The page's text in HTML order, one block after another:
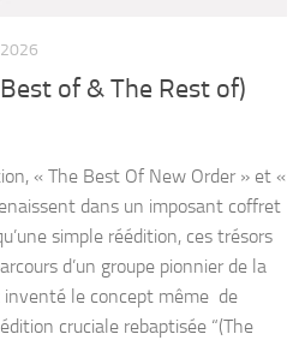
2026
of & The Rest of)
« The Best Of New Order » et «
dans un imposant coffret
simple réédition, ces trésors
d’un groupe pionnier de la
inventé le concept même de
cruciale rebaptisée “(The